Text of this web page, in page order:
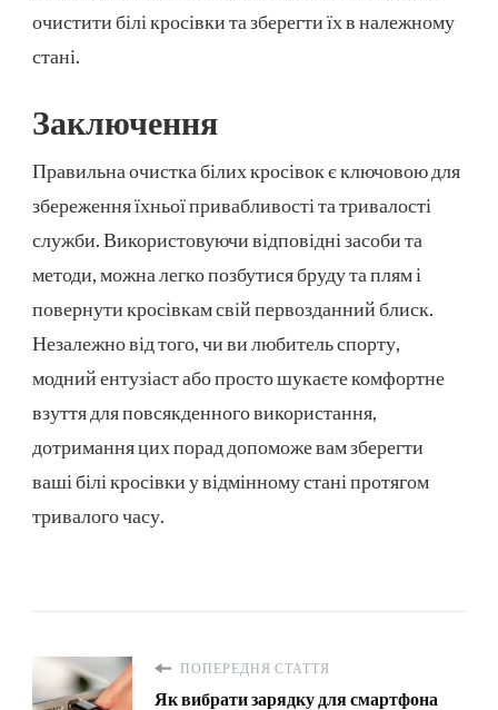
очистити білі кросівки та зберегти їх в належному
стані.
Заключення
Правильна очистка білих кросівок є ключовою для
збереження їхньої привабливості та тривалості
служби. Використовуючи відповідні засоби та
методи, можна легко позбутися бруду та плям і
повернути кросівкам свій первозданний блиск.
Незалежно від того, чи ви любитель спорту,
модний ентузіаст або просто шукаєте комфортне
взуття для повсякденного використання,
дотримання цих порад допоможе вам зберегти
ваші білі кросівки у відмінному стані протягом
тривалого часу.
ПОПЕРЕДНЯ СТАТТЯ
Як вибрати зарядку для смартфона